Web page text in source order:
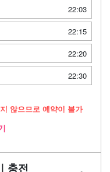
22:03
22:15
22:20
22:30
않으므로 예약이 불가
Fi 제공
충전